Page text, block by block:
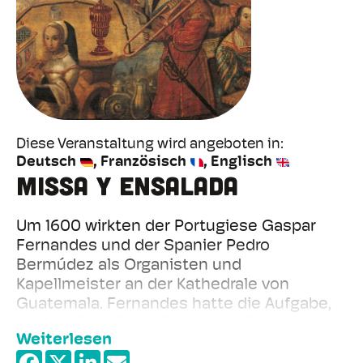
Diese Veranstaltung wird angeboten in
Deutsch
Französisch Englisch
Missa y Ensalada
Um 1600 wirkten der Portugiese Gaspar
Fernandes und der Spanier Pedro
Bermúdez als Organisten und
Kapellmeister an der Kathedrale von
Guatemala. Fernandes hatte die Aufgabe,
Guatemala in den vorangegangenen
Weiterlesen